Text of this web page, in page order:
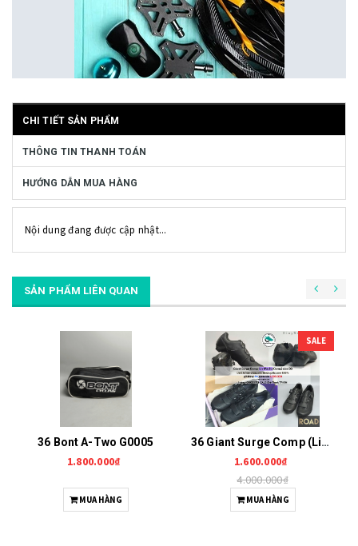
CHI TIẾT SẢN PHẨM
THÔNG TIN THANH TOÁN
HƯỚNG DẪN MUA HÀNG
Nội dung đang được cập nhật...
SẢN PHẨM LIÊN QUAN
36 Bont A-Two G0005
1.800.000₫
MUA HÀNG
SALE
36 Giant Surge Comp (Liv Macha Comp) G0006
1.600.000₫
4.000.000₫
MUA HÀNG